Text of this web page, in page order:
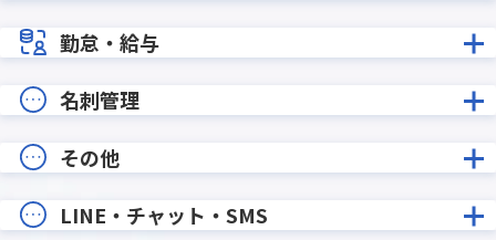
勤怠・給与
名刺管理
その他
LINE・チャット・SMS